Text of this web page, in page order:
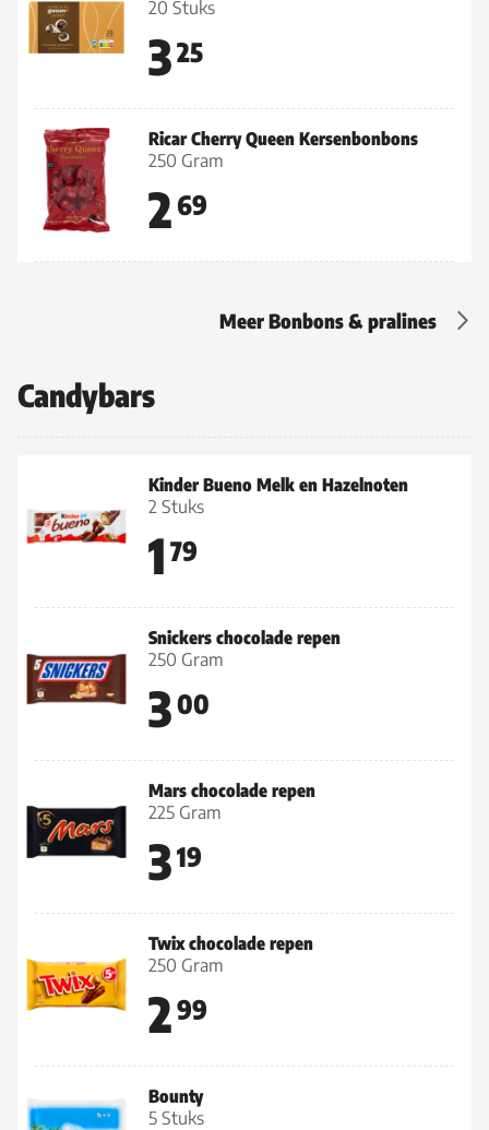
20 Stuks
325
Ricar Cherry Queen Kersenbonbons
250 Gram
269
Meer Bonbons & pralines
Candybars
Kinder Bueno Melk en Hazelnoten
2 Stuks
1 79
Snickers chocolade repen
250 Gram
300
Mars chocolade repen
225 Gram
319
Twix chocolade repen
250 Gram
299
Bounty
5 Stuks